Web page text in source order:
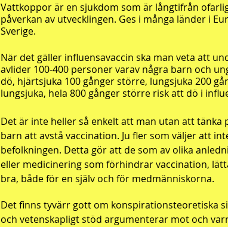
Vattkoppor är en sjukdom som är långtifrån
påverkan av utvecklingen. Ges i många länder i
Sverige.
När det gäller influensavaccin ska man veta att
avlider 100-400 personer varav några barn och
dö, hjärtsjuka 100 gånger större, lungsjuka 200
lungsjuka, hela 800 gånger större risk att dö i
Det är inte heller så enkelt att man utan att tänka
barn att avstå vaccination. Ju fler som väljer att
befolkningen. Detta gör att de som av olika
eller medicinering som förhindrar vaccination,
bra, både för en själv och för medmänniskorna.
Det finns tyvärr gott om konspirationsteoretiska
och vetenskapligt stöd argumenterar mot och